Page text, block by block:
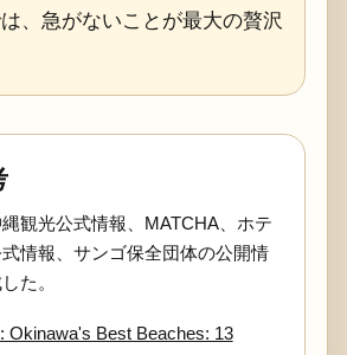
、急がないことが最大の贅沢
観光公式情報、MATCHA、ホテ
情報、サンゴ保全団体の公開情
た。
Okinawa's Best Beaches: 13